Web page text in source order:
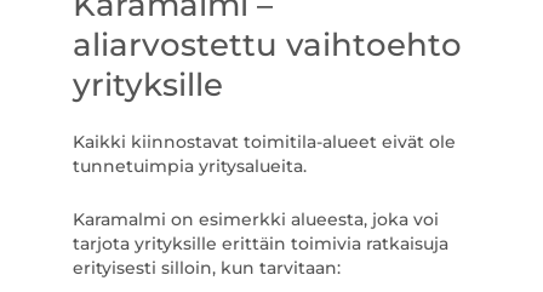
aliarvostettu vaihtoehto
yrityksille
Kaikki kiinnostavat toimitila-alueet eivät ole
tunnetuimpia yritysalueita.
Karamalmi on esimerkki alueesta, joka voi
tarjota yrityksille erittäin toimivia ratkaisuja
erityisesti silloin, kun tarvitaan: